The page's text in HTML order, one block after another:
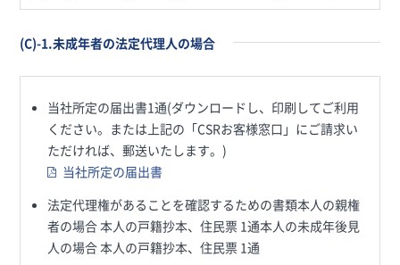
(C)-1.未成年者の法定代理人の場合
当社所定の届出書1通(ダウンロードし、印刷してご利用
ください。または上記の「CSRお客様窓口」にご請求い
ただければ、郵送いたします。)
当社所定の届出書
法定代理権があることを確認するための書類本人の親権
者の場合 本人の戸籍抄本、住民票 1通本人の未成年後見
人の場合 本人の戸籍抄本、住民票 1通